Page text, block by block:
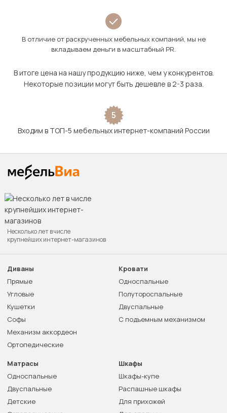
В отличие от раскрученных мебельных компаний, мы не
вкладываем деньги в масштабный PR.
В итоге цена на нашу продукцию ниже, чем у конкурентов.
Некоторые позиции могут быть дешевле в 2-3 раза.
5
Входим в ТОП-5 мебельных интернет-компаний России
Несколько лет в числе
крупнейших интернет-магазинов
Диваны
Прямые
Угловые
Кушетки
Софы
Механизм аккордеон
Ортопедические
Кровати
Односпальные
Полутороспальные
Двуспальные
С подъемным механизмом
Матрасы
Односпальные
Двуспальные
Детские
Шкафы
Шкафы-купе
Распашные шкафы
Для прихожей